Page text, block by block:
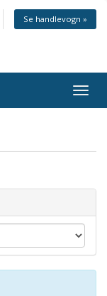
Se handlevogn »